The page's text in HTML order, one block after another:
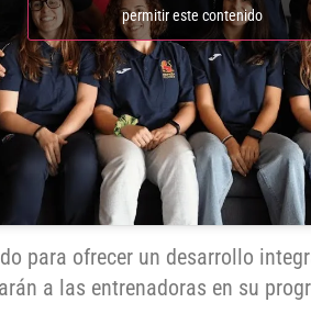
permitir este contenido
para ofrecer un desarrollo
a las entrenadoras en su